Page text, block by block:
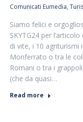
Comunicati Eumedia,
Siamo felici e
SKYTG24 per
di vite, i 10 agriturismi
Monferrato o tra le
Romani o tra i
(che da quasi…
Read more